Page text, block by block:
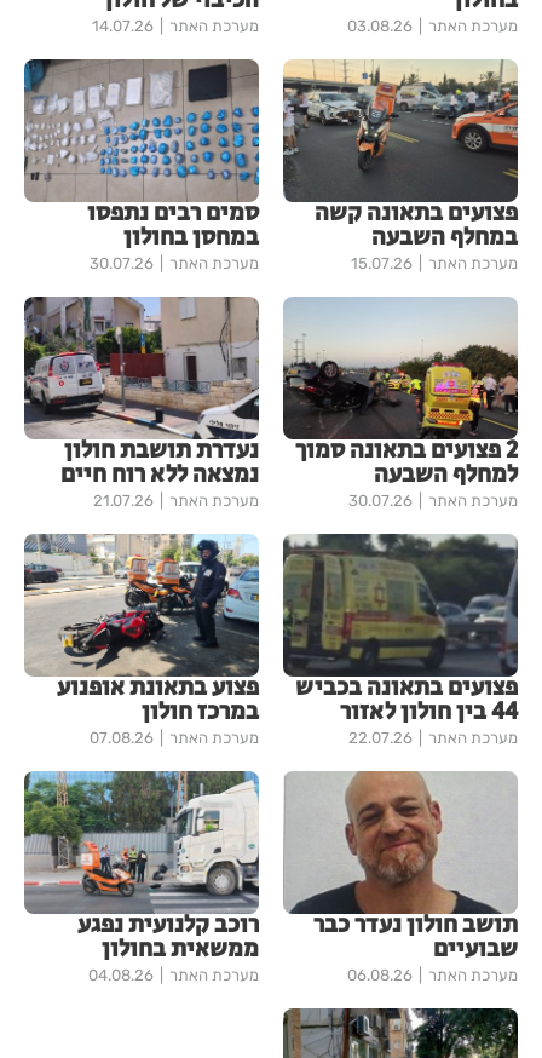
מערכת האתר 03.08.26 מערכת האתר 14.07.26
פצועים בתאונה קשה
במחלף השבעה
מערכת האתר 15.07.26
סמים רבים נתפסו
במחסן בחולון
מערכת האתר 30.07.26
2 פצועים בתאונה סמוך
למחלף השבעה
מערכת האתר 30.07.26
נעדרת תושבת חולון
נמצאה ללא רוח חיים
מערכת האתר 21.07.26
פצועים בתאונה בכביש
44 בין חולון לאזור
מערכת האתר 22.07.26
פצוע בתאונת אופנוע
במרכז חולון
מערכת האתר 07.08.26
תושב חולון נעדר כבר
שבועיים
מערכת האתר 06.08.26
רוכב קלנועית נפגע
ממשאית בחולון
מערכת האתר 04.08.26